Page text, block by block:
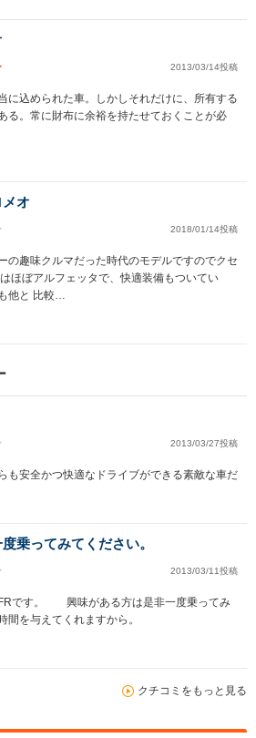
2013/03/14投稿
に込められた車。しかしそれだけに、所有する
る。常に財布に余裕を持たせておくことが必
オ
2018/01/14投稿
の趣味クルマだった時代のモデルですのでクセ
ほぼアルフェッタで、快適装備もついてい
他と 比較…
2013/03/27投稿
も安全かつ快適なドライブができる素敵な車だ
度乗ってみてください。
2013/03/11投稿
です。 興味がある方は是非一度乗ってみ
間を与えてくれますから。
クチコミをもっと見る